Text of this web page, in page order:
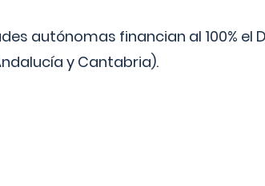
autónomas financian al 100% el
y Cantabria).